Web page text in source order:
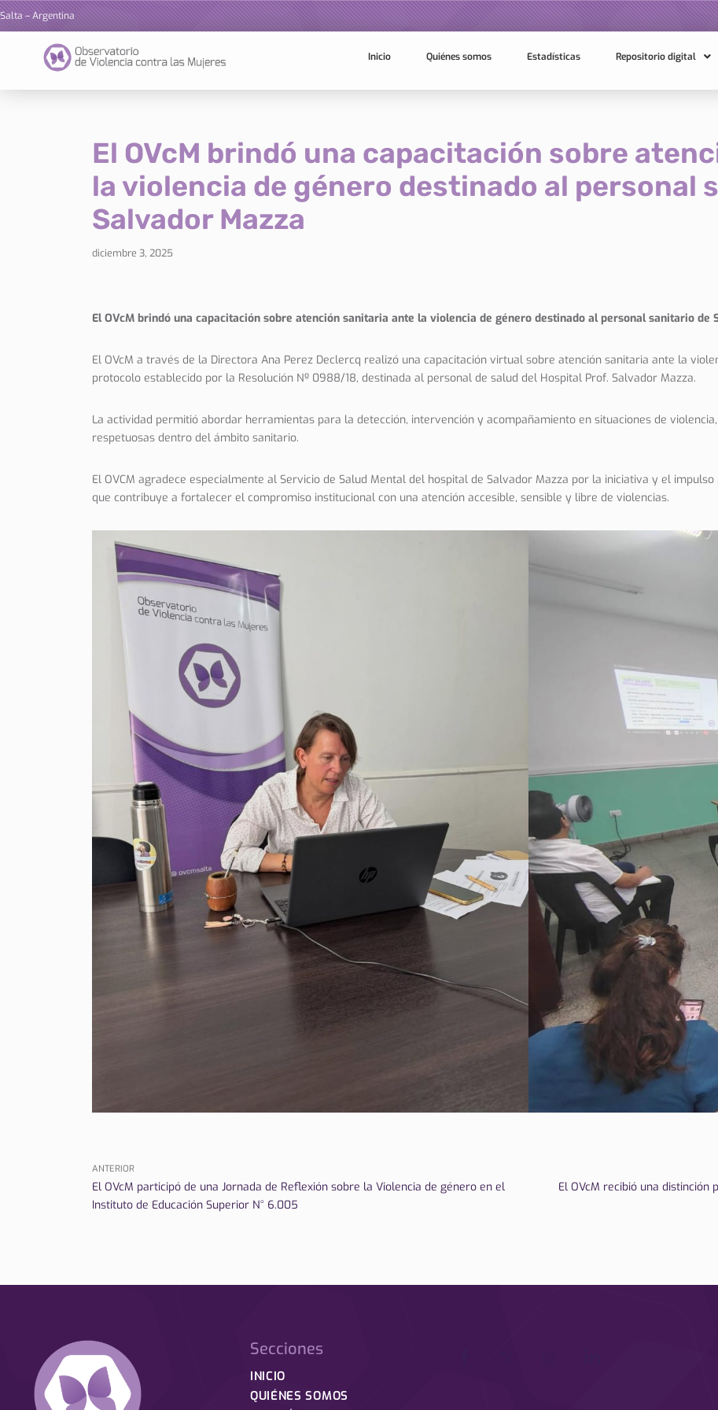
Salta – Argentina
Inicio Quiénes somos Estadísticas Repositorio digital
El OVcM brindó una capacitación sobre
la violencia de género destinado al personal
Salvador Mazza
diciembre 3, 2025
El OVcM brindó una capacitación sobre atención sanitaria ante la violencia de género destinado al personal sanitario de
El OVcM a través de la Directora Ana Perez Declercq realizó una capacitación virtual sobre atención sanitaria ante la
protocolo establecido por la Resolución Nº 0988/18, destinada al personal de salud del Hospital Prof. Salvador Mazza.
La actividad permitió abordar herramientas para la detección, intervención y acompañamiento en situaciones de
respetuosas dentro del ámbito sanitario.
El OVCM agradece especialmente al Servicio de Salud Mental del hospital de Salvador Mazza por la iniciativa y el
que contribuye a fortalecer el compromiso institucional con una atención accesible, sensible y libre de violencias.
ANTERIOR
El OVcM participó de una Jornada de Reflexión sobre la Violencia de género en el
Instituto de Educación Superior N° 6.005
El OVcM recibió una distinción
Secciones
INICIO
QUIÉNES SOMOS